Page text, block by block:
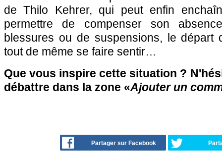
de Thilo Kehrer, qui peut enfin
permettre de compenser son
blessures ou de suspensions, le départ
tout de même se faire sentir…
Que vous inspire cette situation ?
débattre dans la zone «Ajouter un
Partager sur Facebook